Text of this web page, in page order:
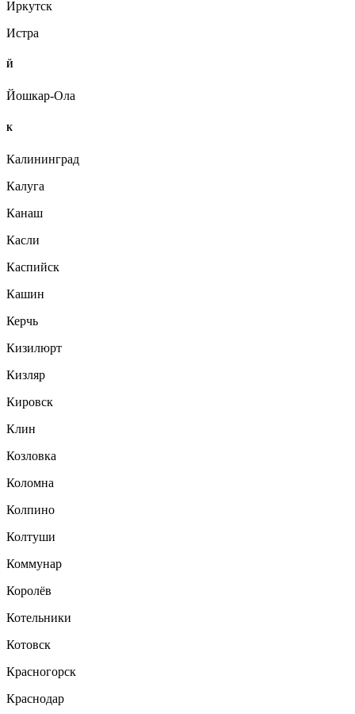
Иркутск
Истра
Й
Йошкар-Ола
К
Калининград
Калуга
Канаш
Касли
Каспийск
Кашин
Керчь
Кизилюрт
Кизляр
Кировск
Клин
Козловка
Коломна
Колпино
Колтуши
Коммунар
Королёв
Котельники
Котовск
Красногорск
Краснодар